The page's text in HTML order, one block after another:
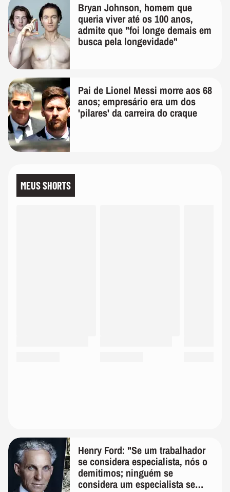
Bryan Johnson, homem que
queria viver até os 100 anos,
admite que "foi longe demais em
busca pela longevidade"
Pai de Lionel Messi morre aos 68
anos; empresário era um dos
'pilares' da carreira do craque
MEUS SHORTS
Henry Ford: "Se um trabalhador
se considera especialista, nós o
demitimos; ninguém se
considera um especialista se